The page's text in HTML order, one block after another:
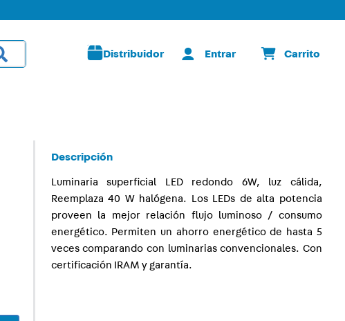
Distribuidor
Descripción
Luminaria superficial LED redondo 6W, luz cálida,
Reemplaza 40 W halógena. Los LEDs de alta potencia
proveen la mejor relación flujo luminoso / consumo
energético. Permiten un ahorro energético de hasta 5
veces comparando con luminarias convencionales. Con
certificación IRAM y garantía.